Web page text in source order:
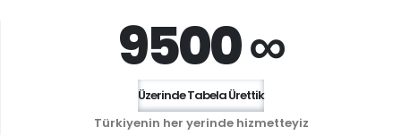
9500 ∞
Üzerinde Tabela Ürettik
Türkiyenin her yerinde hizmetteyiz